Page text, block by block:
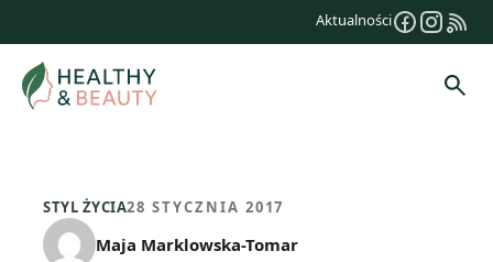
treści
Aktualności
STYL ŻYCIA28 STYCZNIA 2017
Maja Marklowska-Tomar